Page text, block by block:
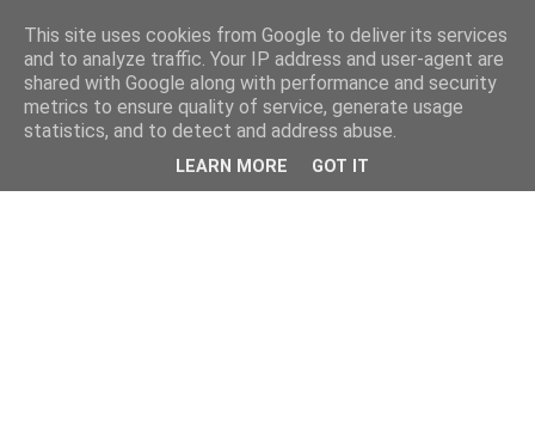
This site uses cookies from Google to deliver its services
and to analyze traffic. Your IP address and user-agent are
shared with Google along with performance and security
metrics to ensure quality of service, generate usage
statistics, and to detect and address abuse.
LEARN MORE GOT IT